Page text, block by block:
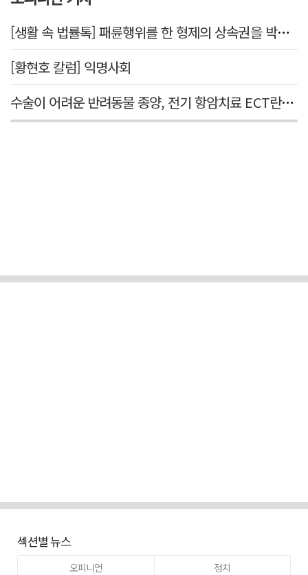
[생활 속 법률톡] 패륜행위를 한 형제의 상속권을 박탈시킬 수 있을까요
[황현호 칼럼] 익명사회
수술이 어려운 반려동물 종양, 전기 항암치료 ECT란? [반려동물 건강톡톡]
섹션별 뉴스
오피니언
정치